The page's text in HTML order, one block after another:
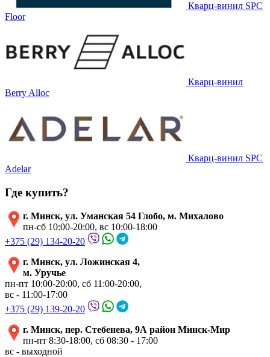
Кварц-винил SPC
Floor
Кварц-винил
Berry Alloc
Кварц-винил SPC
Adelar
Где купить?
г. Минск, ул. Уманская 54 Глобо, м. Михалово
пн-сб 10:00-20:00, вс 10:00-18:00
+375 (29) 134-20-20
г. Минск, ул. Ложинская 4,
м. Уручье
пн-пт 10:00-20:00, сб 11:00-20:00,
вс - 11:00-17:00
+375 (29) 139-20-20
г. Минск, пер. Стебенева, 9А район Минск-Мир
пн-пт 8:30-18:00, сб 08:30 - 17:00
вс - выходной